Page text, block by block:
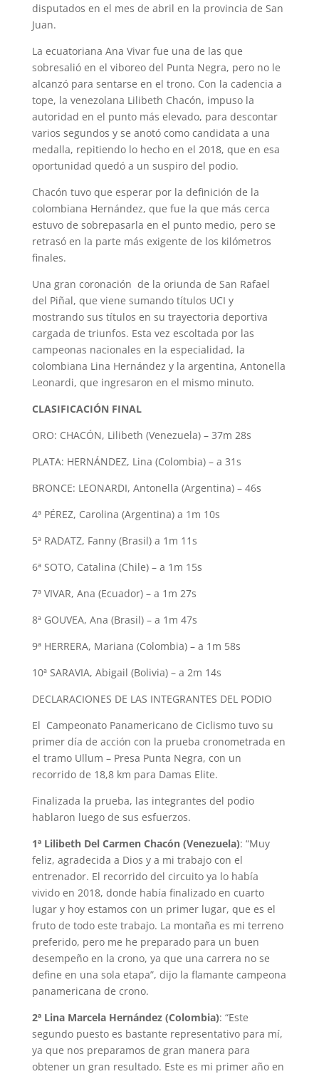
disputados en el mes de abril en la provincia de San
Juan.
La ecuatoriana Ana Vivar fue una de las que
sobresalió en el viboreo del Punta Negra, pero no le
alcanzó para sentarse en el trono. Con la cadencia a
tope, la venezolana Lilibeth Chacón, impuso la
autoridad en el punto más elevado, para descontar
varios segundos y se anotó como candidata a una
medalla, repitiendo lo hecho en el 2018, que en esa
oportunidad quedó a un suspiro del podio.
Chacón tuvo que esperar por la definición de la
colombiana Hernández, que fue la que más cerca
estuvo de sobrepasarla en el punto medio, pero se
retrasó en la parte más exigente de los kilómetros
finales.
Una gran coronación de la oriunda de San Rafael
del Piñal, que viene sumando títulos UCI y
mostrando sus títulos en su trayectoria deportiva
cargada de triunfos. Esta vez escoltada por las
campeonas nacionales en la especialidad, la
colombiana Lina Hernández y la argentina, Antonella
Leonardi, que ingresaron en el mismo minuto.
CLASIFICACIÓN FINAL
ORO: CHACÓN, Lilibeth (Venezuela) – 37m 28s
PLATA: HERNÁNDEZ, Lina (Colombia) – a 31s
BRONCE: LEONARDI, Antonella (Argentina) – 46s
4ª PÉREZ, Carolina (Argentina) a 1m 10s
5ª RADATZ, Fanny (Brasil) a 1m 11s
6ª SOTO, Catalina (Chile) – a 1m 15s
7ª VIVAR, Ana (Ecuador) – a 1m 27s
8ª GOUVEA, Ana (Brasil) – a 1m 47s
9ª HERRERA, Mariana (Colombia) – a 1m 58s
10ª SARAVIA, Abigail (Bolivia) – a 2m 14s
DECLARACIONES DE LAS INTEGRANTES DEL PODIO
El Campeonato Panamericano de Ciclismo tuvo su
primer día de acción con la prueba cronometrada en
el tramo Ullum – Presa Punta Negra, con un
recorrido de 18,8 km para Damas Elite.
Finalizada la prueba, las integrantes del podio
hablaron luego de sus esfuerzos.
1ª Lilibeth Del Carmen Chacón (Venezuela): “Muy
feliz, agradecida a Dios y a mi trabajo con el
entrenador. El recorrido del circuito ya lo había
vivido en 2018, donde había finalizado en cuarto
lugar y hoy estamos con un primer lugar, que es el
fruto de todo este trabajo. La montaña es mi terreno
preferido, pero me he preparado para un buen
desempeño en la crono, ya que una carrera no se
define en una sola etapa”, dijo la flamante campeona
panamericana de crono.
2ª Lina Marcela Hernández (Colombia): “Este
segundo puesto es bastante representativo para mí,
ya que nos preparamos de gran manera para
obtener un gran resultado. Este es mi primer año en